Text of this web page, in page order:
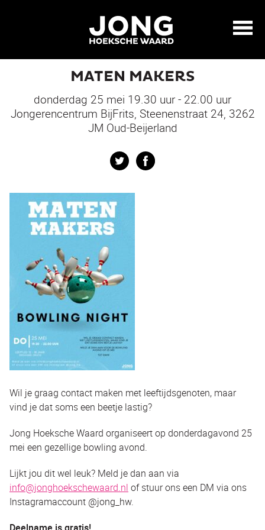
MATEN MAKERS
donderdag 25 mei 19.30 uur - 22.00 uur
Jongerencentrum BijFrits, Steenenstraat 24, 3262
JM Oud-Beijerland
Twitter
Wil je graag contact maken met leeftijdsgenoten, maar
vind je dat soms een beetje lastig?
Jong Hoeksche Waard organiseert op donderdagavond 25
mei een gezellige bowling avond.
Lijkt jou dit wel leuk? Meld je dan aan via
info@jonghoekschewaard.nl of stuur ons een DM via ons
Instagramaccount @jong_hw.